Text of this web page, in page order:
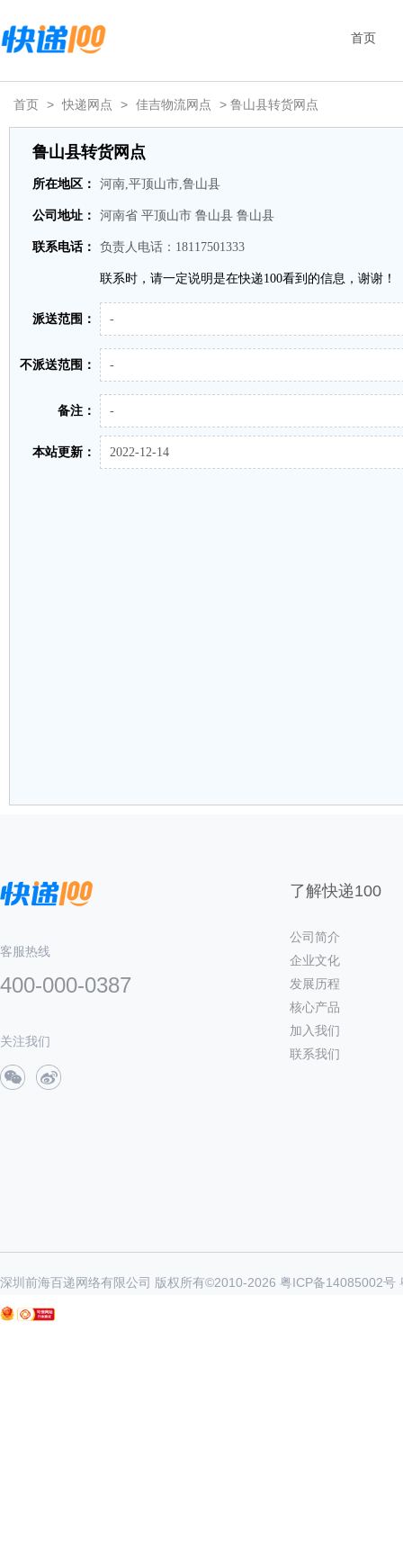
首页
首页 > 快递网点 > 佳吉物流网点 > 鲁山县转货网点
鲁山县转货网点
所在地区： 河南,平顶山市,鲁山县
公司地址： 河南省 平顶山市 鲁山县 鲁山县
联系电话： 负责人电话：18117501333
联系时，请一定说明是在快递100看到的信息，谢谢！
派送范围： -
不派送范围： -
备注： -
本站更新： 2022-12-14
客服热线
400-000-0387
关注我们
了解快递100
公司简介
企业文化
发展历程
核心产品
加入我们
联系我们
深圳前海百递网络有限公司 版权所有©2010-2026 粤ICP备14085002号